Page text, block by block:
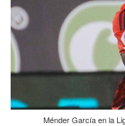
Ménder García en la